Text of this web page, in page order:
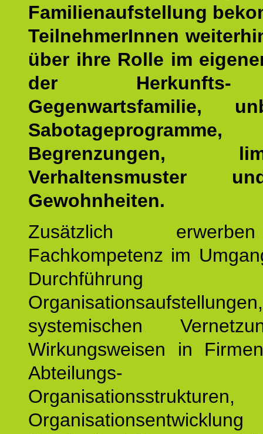
Familienaufstellung
TeilnehmerInnen
über ihre Rolle im
der
Gegenwartsfamilie,
Begrenzungen,
Verhaltensmuster
Gewohnheiten.
Zusätzlich
Fachkompetenz im
systemischen
Wirkungsweisen in
Abteilungs-